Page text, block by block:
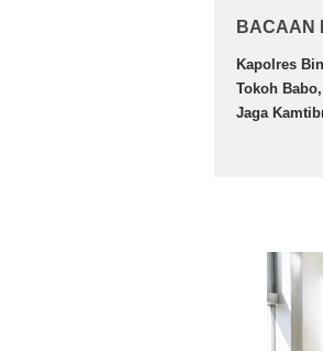
BACAAN
Kapolres
Tokoh
Jaga